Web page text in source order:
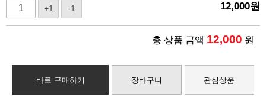
+1 -1 12,000원
총 상품 금액 12,000 원
바로 구매하기 장바구니 관심상품